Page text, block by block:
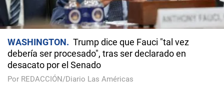
WASHINGTON
Trump dice que Fauci "tal vez
debería ser procesado", tras ser declarado en
desacato por el Senado
Por REDACCIÓN/Diario Las Américas